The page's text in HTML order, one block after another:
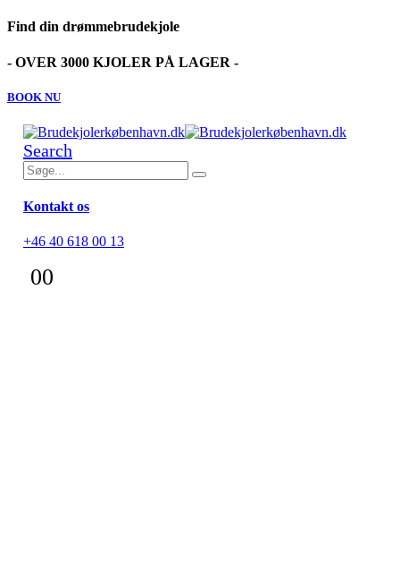
Find din drømmebrudekjole
- OVER 3000 KJOLER PÅ LAGER -
BOOK NU
Search
Kontakt os
+46 40 618 00 13
00